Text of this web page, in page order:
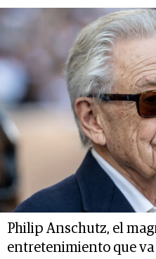
Philip Anschutz, el
entretenimiento que